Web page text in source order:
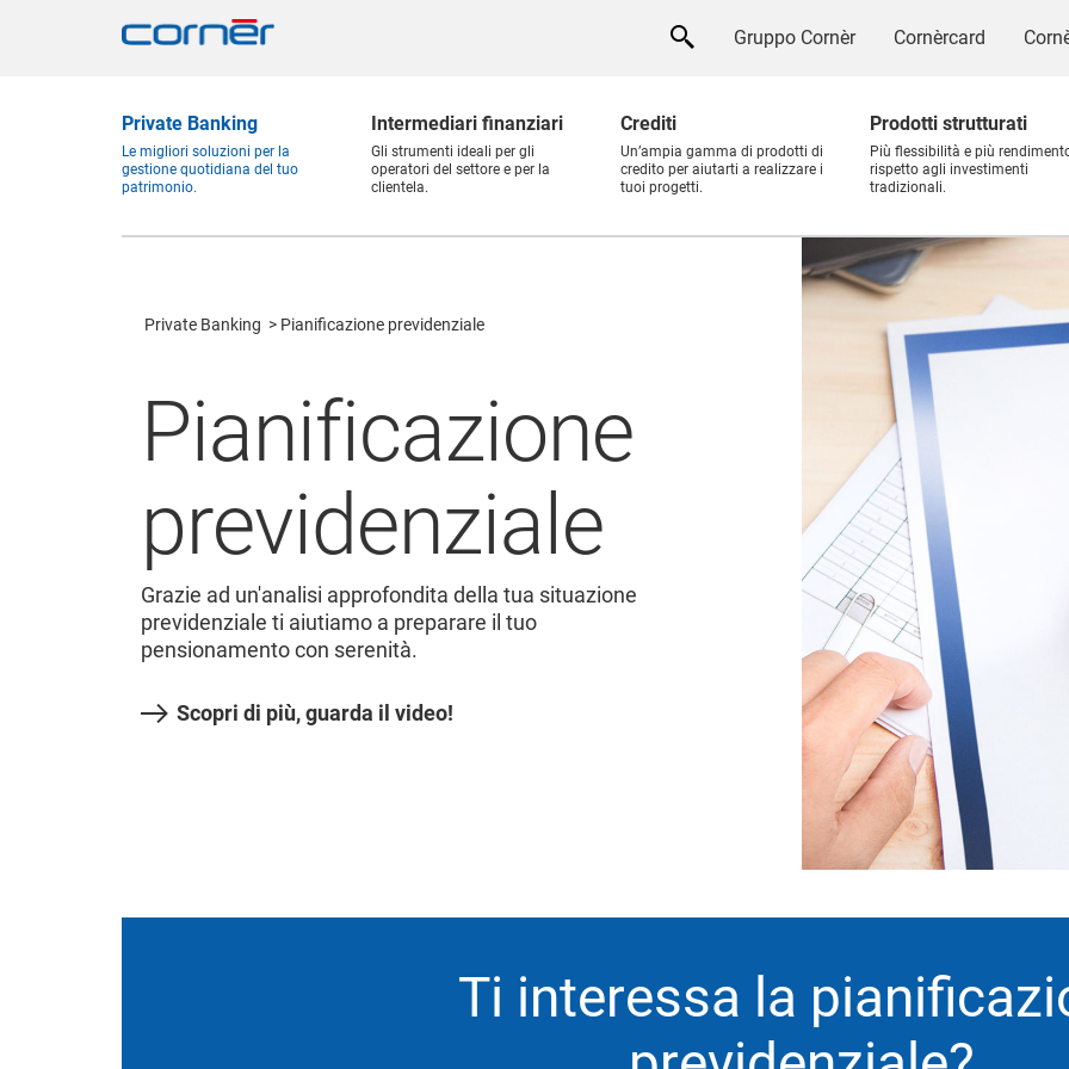
Gruppo Cornèr Cornèrcard
Private Banking
Le migliori soluzioni per la
gestione quotidiana del tuo
patrimonio.
Intermediari finanziari
Gli strumenti ideali per gli
operatori del settore e per la
clientela.
Crediti
Un’ampia gamma di prodotti di
credito per aiutarti a realizzare i
tuoi progetti.
Prodotti strutturati
Più flessibilità e più
rispetto agli investimenti
tradizionali.
Private Banking Pianificazione previdenziale
Pianificazione
previdenziale
Grazie ad un'analisi approfondita della tua situazione
previdenziale ti aiutiamo a preparare il tuo
pensionamento con serenità.
Scopri di più, guarda il video!
Ti interessa la